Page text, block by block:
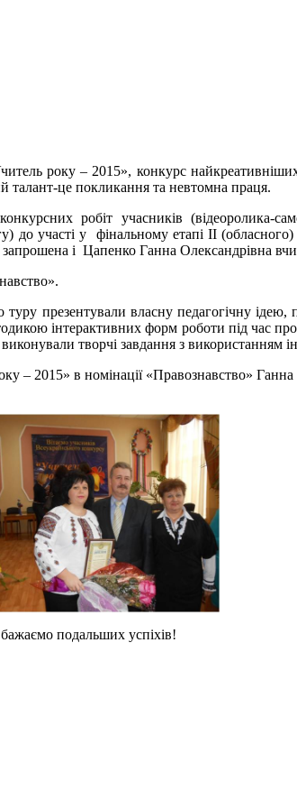
року – 2015», конкурс
талант-це покликання та невтомна праця.
робіт учасників (відеоролика-
до участі у
фінальному етапі ІІ
і Цапенко Ганна Олександрівна
презентували власну педагогічну
інтерактивних форм роботи під час
творчі завдання з використанням
– 2015» в номінації «Правознавство» Ганна
подальших успіхів!